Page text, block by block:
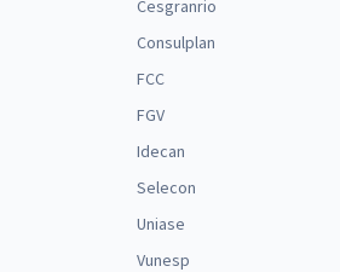
Cesgranrio
Consulplan
FCC
FGV
Idecan
Selecon
Uniase
Vunesp